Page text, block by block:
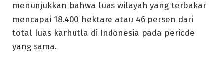
menunjukkan bahwa luas wilayah yang terbakar
mencapai 18.400 hektare atau 46 persen dari
total luas karhutla di Indonesia pada periode
yang sama.